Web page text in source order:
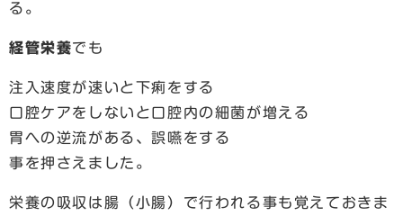
る。
経管栄養でも
注入速度が速いと下痢をする
口腔ケアをしないと口腔内の細菌が増える
胃への逆流がある、誤嚥をする
事を押さえました。
栄養の吸収は腸（小腸）で行われる事も覚えておきま